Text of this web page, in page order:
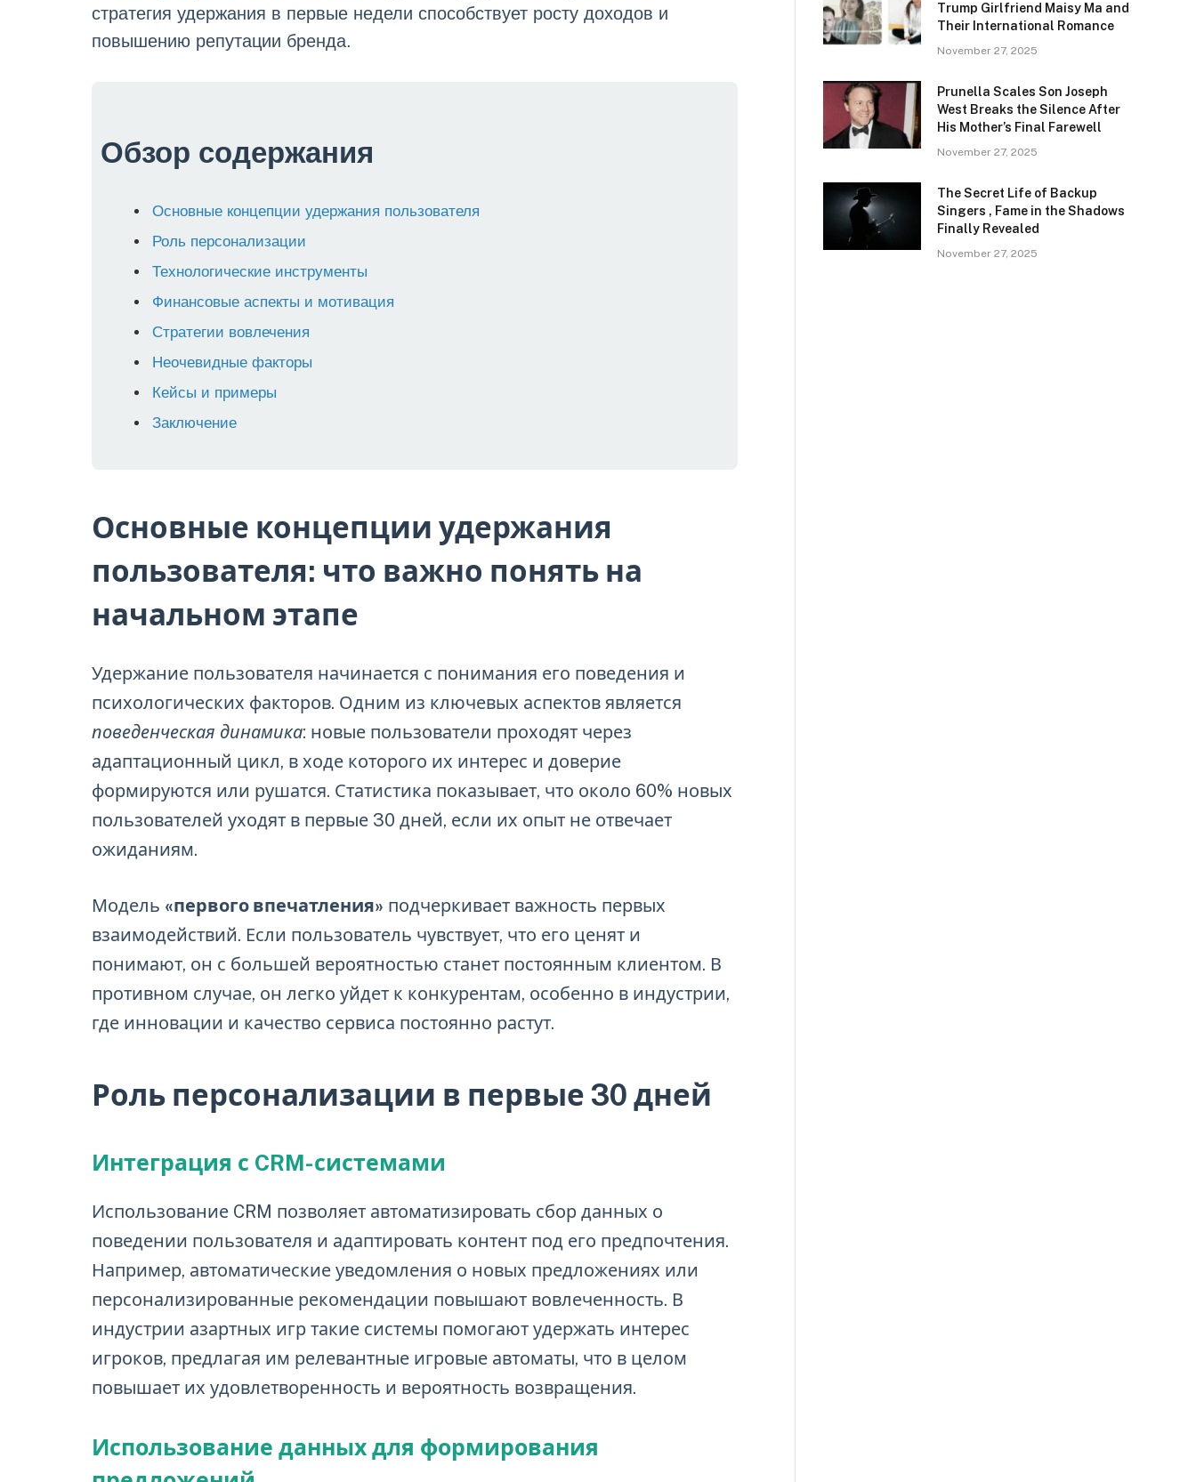
стратегия удержания в первые недели способствует росту доходов и
повышению репутации бренда.
Обзор содержания
Основные концепции удержания пользователя
Роль персонализации
Технологические инструменты
Финансовые аспекты и мотивация
Стратегии вовлечения
Неочевидные факторы
Кейсы и примеры
Заключение
Основные концепции удержания
пользователя: что важно понять на
начальном этапе
Удержание пользователя начинается с понимания его поведения и
психологических факторов. Одним из ключевых аспектов является
поведенческая динамика: новые пользователи проходят через
адаптационный цикл, в ходе которого их интерес и доверие
формируются или рушатся. Статистика показывает, что около 60% новых
пользователей уходят в первые 30 дней, если их опыт не отвечает
ожиданиям.
Модель «первого впечатления» подчеркивает важность первых
взаимодействий. Если пользователь чувствует, что его ценят и
понимают, он с большей вероятностью станет постоянным клиентом. В
противном случае, он легко уйдет к конкурентам, особенно в индустрии,
где инновации и качество сервиса постоянно растут.
Роль персонализации в первые 30 дней
Интеграция с CRM-системами
Использование CRM позволяет автоматизировать сбор данных о
поведении пользователя и адаптировать контент под его предпочтения.
Например, автоматические уведомления о новых предложениях или
персонализированные рекомендации повышают вовлеченность. В
индустрии азартных игр такие системы помогают удержать интерес
игроков, предлагая им релевантные игровые автоматы, что в целом
повышает их удовлетворенность и вероятность возвращения.
Использование данных для формирования
Trump Girlfriend Maisy Ma and
Their International Romance
November 27, 2025
Prunella Scales Son Joseph
West Breaks the Silence After
His Mother’s Final Farewell
November 27, 2025
The Secret Life of Backup
Singers , Fame in the Shadows
Finally Revealed
November 27, 2025